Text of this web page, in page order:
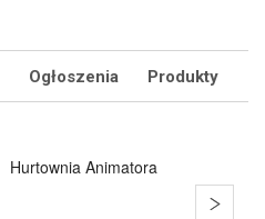
Ogłoszenia Produkty
KursAnimatora.pl